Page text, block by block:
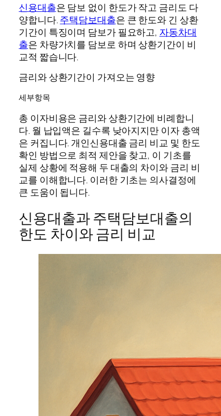
신용대출은 담보 없이 한도가 작고 금리도 다
양합니다.주택담보대출은 큰 한도와 긴 상환
기간이 특징이며 담보가 필요하고, 자동차대
출은 차량가치를 담보로 하며 상환기간이 비
교적 짧습니다.
금리와 상환기간이 가져오는 영향
세부항목
총 이자비용은 금리와 상환기간에 비례합니
다. 월 납입액은 길수록 낮아지지만 이자 총액
은 커집니다. 개인신용대출 금리 비교 및 한도
확인 방법으로 최적 제안을 찾고, 이 기초를
실제 상황에 적용해 두 대출의 차이와 금리 비
교를 이해합니다. 이러한 기초는 의사결정에
큰 도움이 됩니다.
신용대출과 주택담보대출의
한도 차이와 금리 비교